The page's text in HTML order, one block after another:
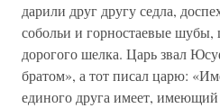
дарили друг другу седла,
собольи и горностаевые
дорогого шелка. Царь звал
братом», а тот писал царю:
единого друга имеет, имеющий